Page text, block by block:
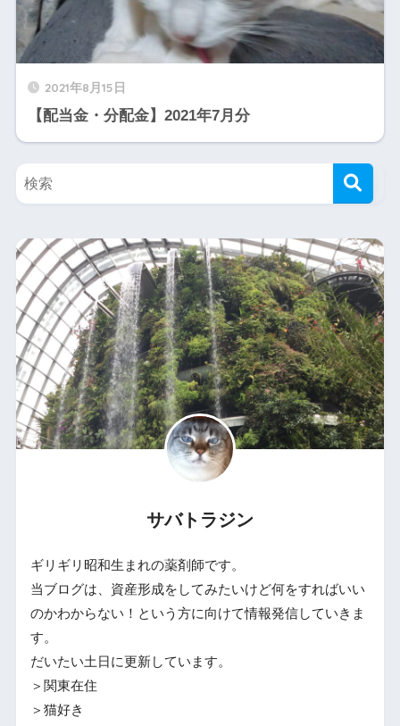
2021年8月15日
【配当金・分配金】2021年7月分
サバトラジン
ギリギリ昭和生まれの薬剤師です。
当ブログは、資産形成をしてみたいけど何をすればいい
のかわからない！という方に向けて情報発信していきま
す。
だいたい土日に更新しています。
＞関東在住
＞猫好き